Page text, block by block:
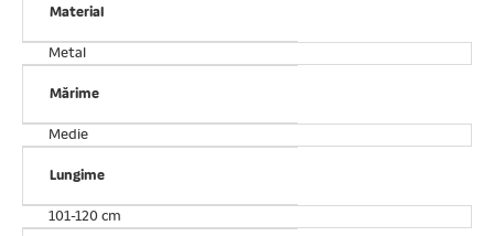
simplă și eficientă de control. Permite menținerea în
siguranță a puilor animale sau să sperie copiii și alte
persoane aflate în vecinătate. Nu se răsucește fiind
prevăzută cu carabinieră cu vârtej. Confort în timpul
plimbării cu ajutorul mânerului din textil căptușit
rezistent. Cu mâner în diferite culori. 2 mm x 120 cm
Material
Metal
Mărime
Medie
Lungime
101-120 cm